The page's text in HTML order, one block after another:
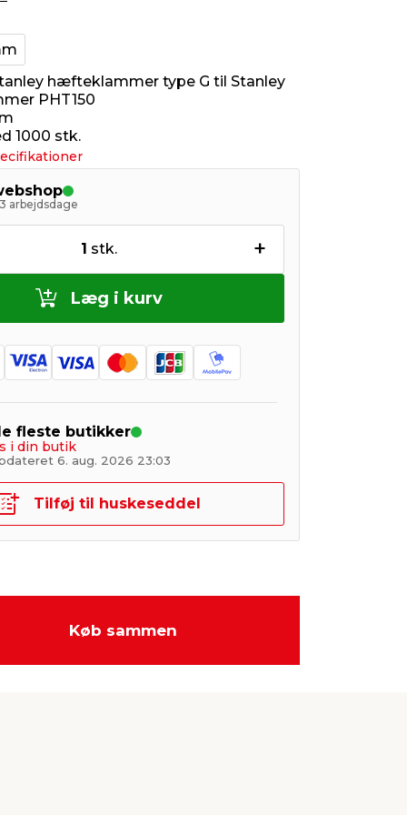
hæfteklammer type G til Stanley
PHT150
1000 stk.
arbejdsdage
1 stk. +
Læg i kurv
fleste butikker
i din butik
6. aug. 2026 23:03
Tilføj til huskeseddel
Køb sammen